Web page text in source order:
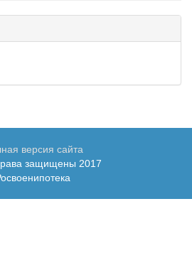
версия сайта
защищены 2017